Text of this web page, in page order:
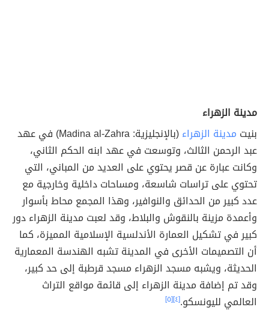
مدينة الزهراء
بنيت مدينة الزهراء
(بالإنجليزية: Madina al-Zahra) في عهد
عبد الرحمن الثالث، وتوسعت في عهد ابنه الحكم الثاني،
وكانت عبارة عن قصر يحتوي على العديد من المباني، التي
تحتوي على تراسات شاسعة، ومساحات داخلية وخارجية مع
عدد كبير من الحدائق والنوافير، وهذا المجمع محاط بأسوار
وأعمدة مزينة بالنقوش والبلاط، وقد لعبت مدينة الزهراء دور
كبير في تشكيل العمارة الأندلسية الإسلامية المميزة، كما
أن التصميمات الأخرى في المدينة تشبه الهندسة المعمارية
الحديثة، ويشبه مسجد الزهراء مسجد قرطبة إلى حد كبير،
وقد تم إضافة مدينة الزهراء إلى قائمة مواقع التراث
العالمي لليونسكو.[٤] [٥]